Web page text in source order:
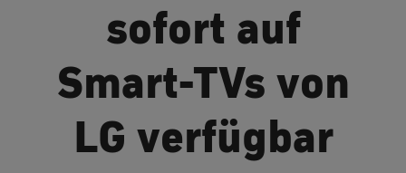
sofort auf
Smart-TVs von
LG verfügbar